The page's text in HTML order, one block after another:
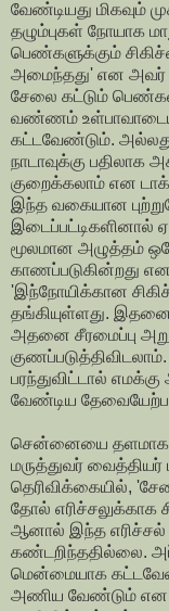
வேண்டியது மிகவும்
தழும்புகள் நோயாக
பெண்களுக்கும்
அமைந்தது' என அவர்
சேலை கட்டும்
வண்ணம்
கட்டவேண்டும்.
நாடாவுக்கு
குறைக்கலாம் என
இந்த வகையான
இடைப்பட்டிகளினால்
மூலமான அழுத்தம்
காணப்படுகின்றது
'இந்நோயிக்கான
தங்கியுள்ளது.
அதனை சீரமைப்பு
பரந்துவிட்டால்
வேண்டிய
சென்னையை
மருத்துவர் வைத்தியர்
தெரிவிக்கையில்,
தோல் எரிச்சலுக்காக
ஆனால் இந்த எரிச்சல்
கண்டறிந்ததில்லை.
மென்மையாக
அணிய வேண்டும் என